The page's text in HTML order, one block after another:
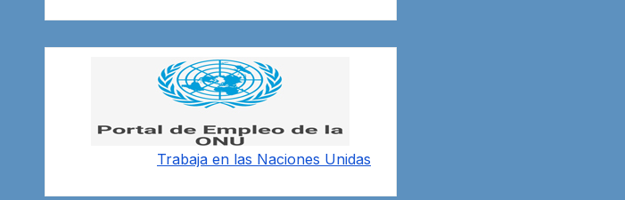
Trabaja en las Naciones Unidas